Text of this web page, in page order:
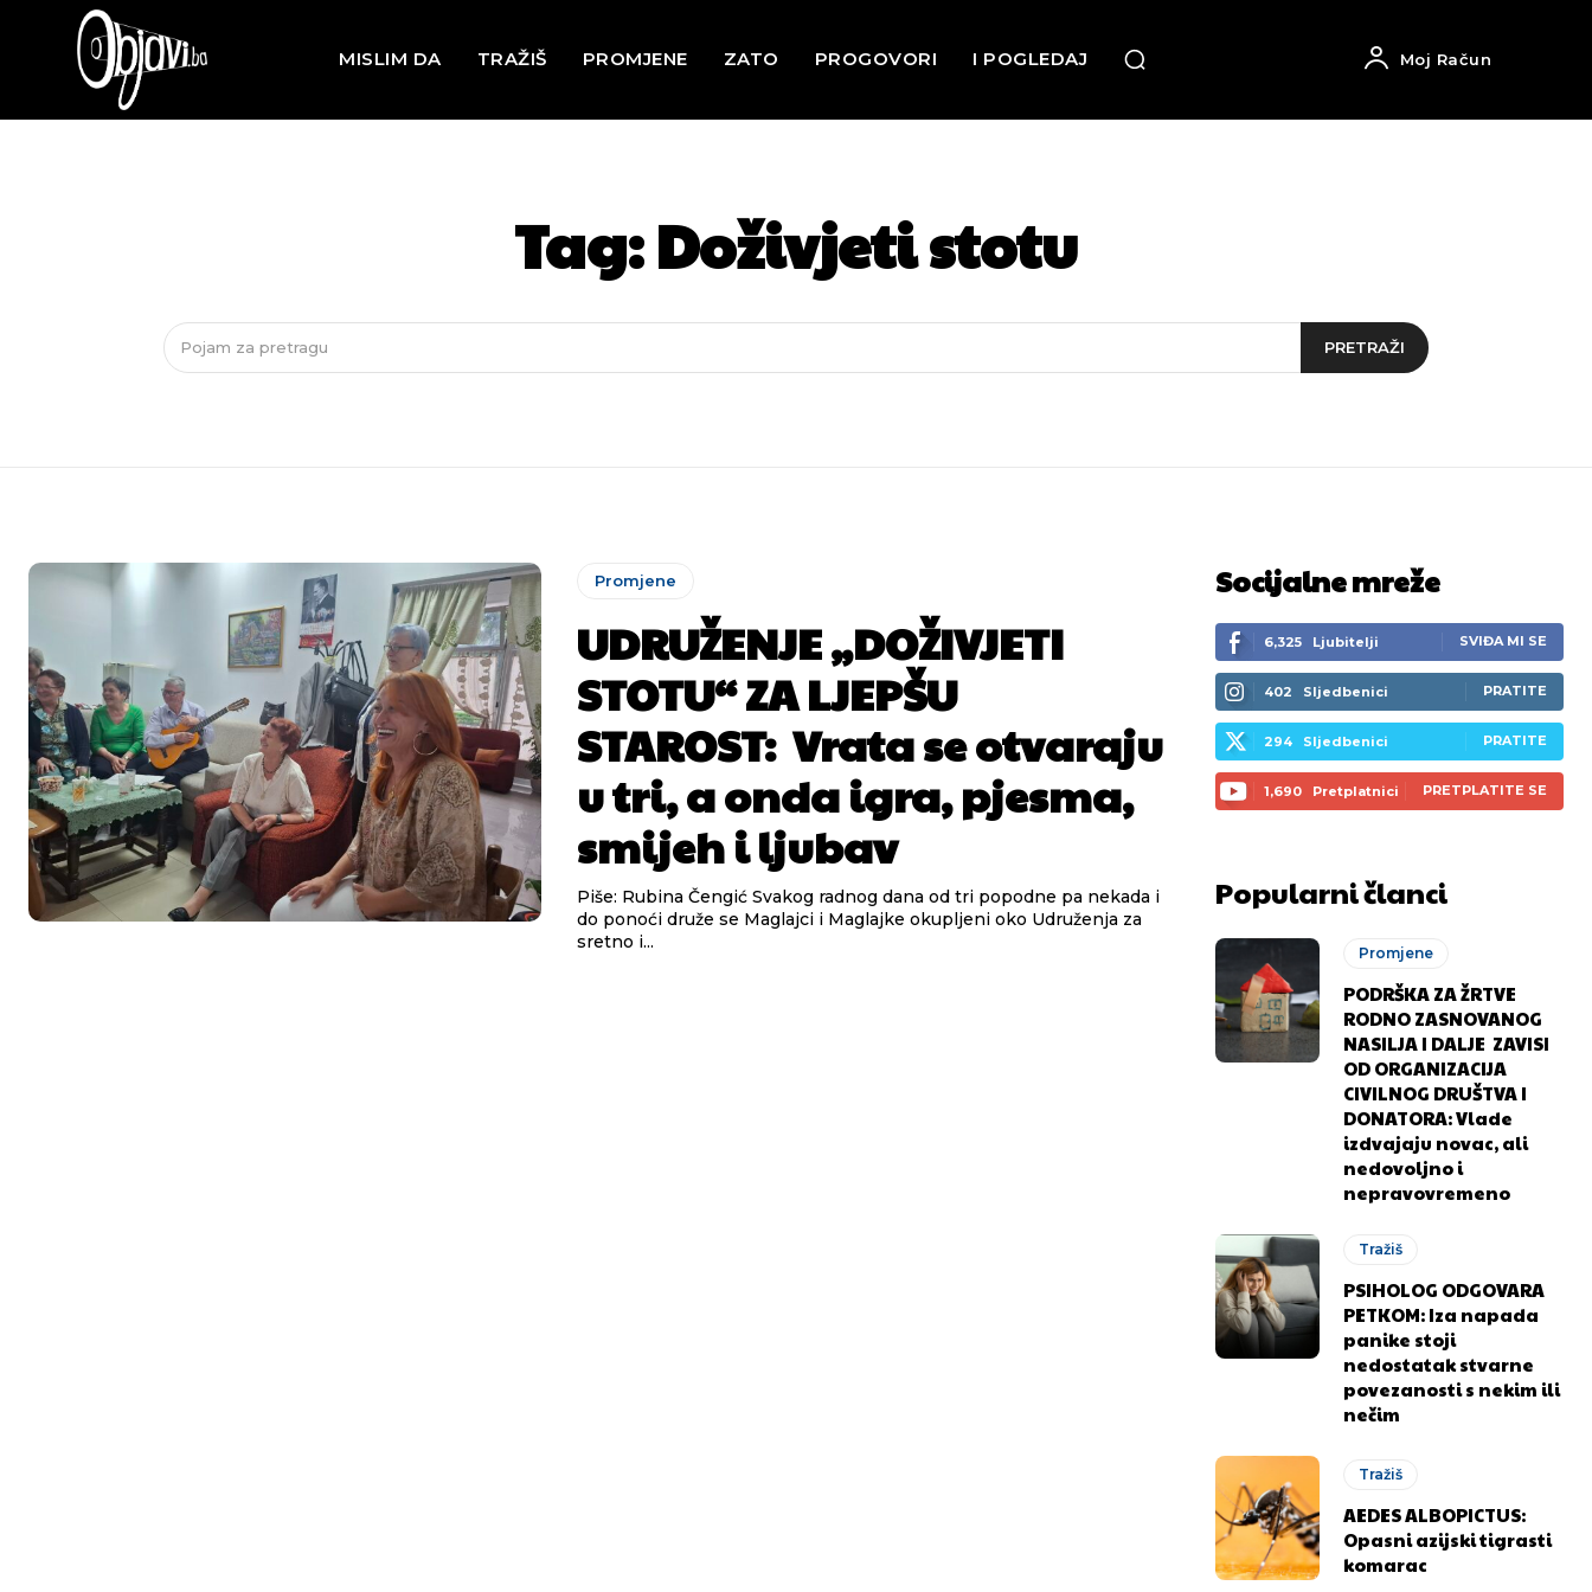
MISLIM DA TRAŽIŠ PROMJENE ZATO PROGOVORI I POGLEDAJ Moj Račun
Tag:Doživjeti stotu
Pojam za pretragu PRETRAŽI
Promjene
UDRUŽENJE „DOŽIVJETI
STOTU“ ZA LJEPŠU
STAROST: Vrata se otvaraju
u tri, a onda igra, pjesma,
smijeh i ljubav
Piše: Rubina Čengić Svakog radnog dana od tri popodne pa nekada i
do ponoći druže se Maglajci i Maglajke okupljeni oko Udruženja za
sretno i...
Socijalne mreže
6,325 Ljubitelji SVIĐA MI SE
402 Sljedbenici PRATITE
294 Sljedbenici PRATITE
1,690 Pretplatnici PRETPLATITE SE
Popularni članci
Promjene
PODRŠKA ZA ŽRTVE
RODNO ZASNOVANOG
NASILJA I DALJE ZAVISI
OD ORGANIZACIJA
CIVILNOG DRUŠTVA I
DONATORA: Vlade
izdvajaju novac, ali
nedovoljno i
nepravovremeno
Tražiš
PSIHOLOG ODGOVARA
PETKOM: Iza napada
panike stoji
nedostatak stvarne
povezanosti s nekim ili
nečim
Tražiš
AEDES ALBOPICTUS:
Opasni azijski tigrasti
komarac